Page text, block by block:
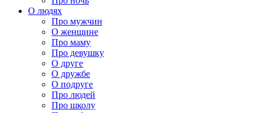
О людях
Про мужчин
О женщине
Про маму
Про девушку
О друге
О дружбе
О подруге
Про людей
Про школу